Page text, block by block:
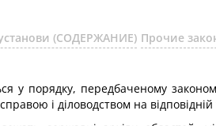
(СОДЕРЖАНИЕ) Прочие
у порядку, передбаченому
і діловодством на відповідній